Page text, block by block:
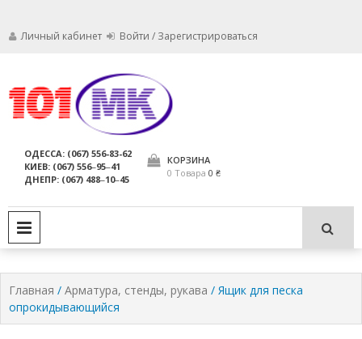
Личный кабинет Войти / Зарегистрироваться
компания МАРКО
пригодны для использования по
назначению.
ОДЕССА: (067) 556-83-62
КИЕВ: (067) 556‒95‒41
ДНЕПР: (067) 488‒10‒45
КОРЗИНА
0 Товара 0 ₴
Главная / Арматура, стенды, рукава / Ящик для песка
опрокидывающийся